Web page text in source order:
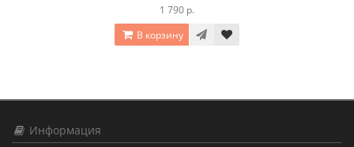
1 790 р.
В корзину
Информация